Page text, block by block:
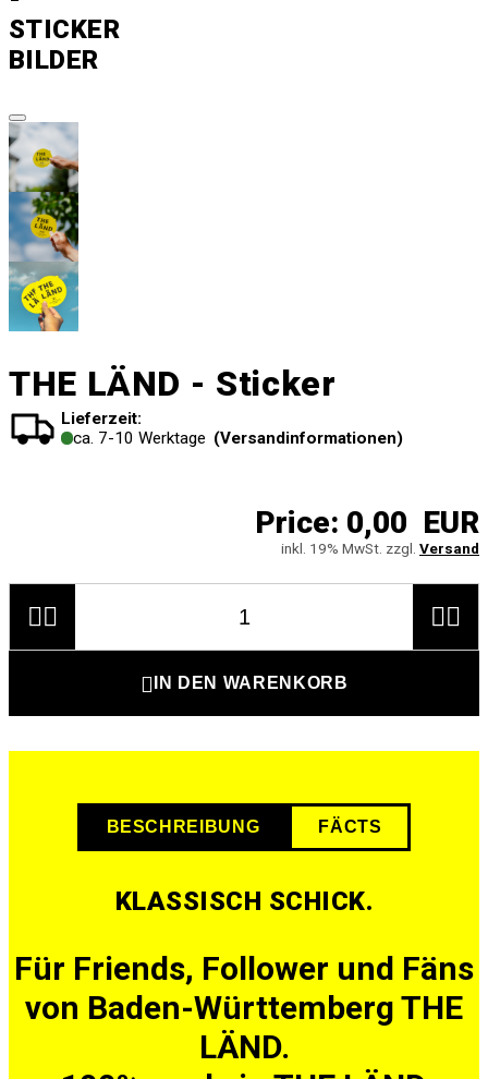
STICKER
BILDER
THE LÄND - Sticker
Lieferzeit:
ca. 7-10 Werktage (Versandinformationen)
Price: 0,00 EUR
inkl. 19% MwSt. zzgl. Versand
 
 IN DEN WARENKORB
BESCHREIBUNG FÄCTS
KLASSISCH SCHICK.
Für Friends, Follower und Fäns
von Baden-Württemberg THE
LÄND.